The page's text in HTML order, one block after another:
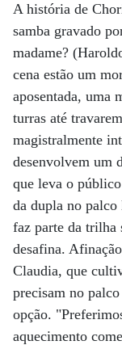
A história de
samba gravado
madame?
cena estão um
aposentada, uma
turras até
magistralmente
desenvolvem um
que leva o
da dupla no
faz parte da trilha
desafina.
Claudia, que
precisam no
opção.
aquecimento